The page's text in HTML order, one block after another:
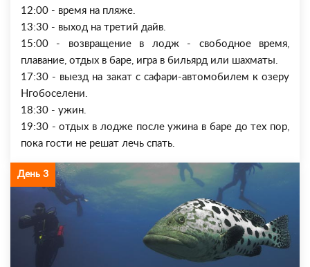
12:00 - время на пляже.
13:30 - выход на третий дайв.
15:00 - возвращение в лодж - свободное время,
плавание, отдых в баре, игра в бильярд или шахматы.
17:30 - выезд на закат с сафари-автомобилем к озеру
Нгобоселени.
18:30 - ужин.
19:30 - отдых в лодже после ужина в баре до тех пор,
пока гости не решат лечь спать.
День 3